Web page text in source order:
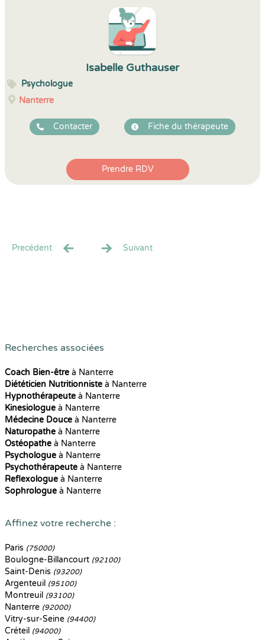
Isabelle Guthauser
Psychologue
Nanterre
Contacter Fiche du thérapeute
Prendre RDV
Precédent Suivant
Recherches associées
Coach Bien-être à Nanterre
Diététicien Nutritionniste à Nanterre
Hypnothérapeute à Nanterre
Kinesiologue à Nanterre
Médecine Douce à Nanterre
Naturopathe à Nanterre
Ostéopathe à Nanterre
Psychologue à Nanterre
Psychothérapeute à Nanterre
Reflexologue à Nanterre
Sophrologue à Nanterre
Affinez votre recherche :
Paris (75000)
Boulogne-Billancourt (92100)
Saint-Denis (93200)
Argenteuil (95100)
Montreuil (93100)
Nanterre (92000)
Vitry-sur-Seine (94400)
Créteil (94000)